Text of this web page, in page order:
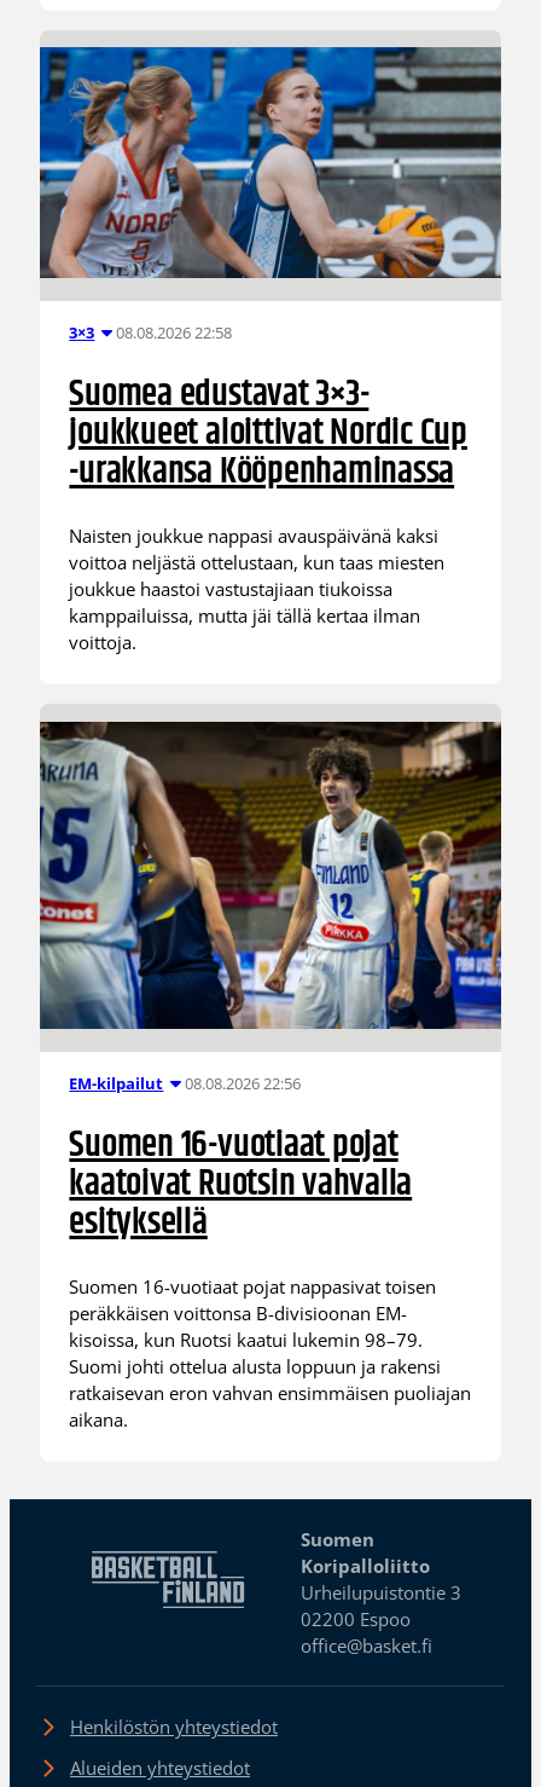
3×3 08.08.2026 22:58
Suomea edustavat 3×3-
joukkueet aloittivat Nordic Cup
-urakkansa Kööpenhaminassa
Naisten joukkue nappasi avauspäivänä kaksi
voittoa neljästä ottelustaan, kun taas miesten
joukkue haastoi vastustajiaan tiukoissa
kamppailuissa, mutta jäi tällä kertaa ilman
voittoja.
EM-kilpailut 08.08.2026 22:56
Suomen 16-vuotiaat pojat
kaatoivat Ruotsin vahvalla
esityksellä
Suomen 16-vuotiaat pojat nappasivat toisen
peräkkäisen voittonsa B-divisioonan EM-
kisoissa, kun Ruotsi kaatui lukemin 98–79.
Suomi johti ottelua alusta loppuun ja rakensi
ratkaisevan eron vahvan ensimmäisen puoliajan
aikana.
Suomen
Koripalloliitto
Urheilupuistontie 3
02200 Espoo
office@basket.fi
Henkilöstön yhteystiedot
Alueiden yhteystiedot